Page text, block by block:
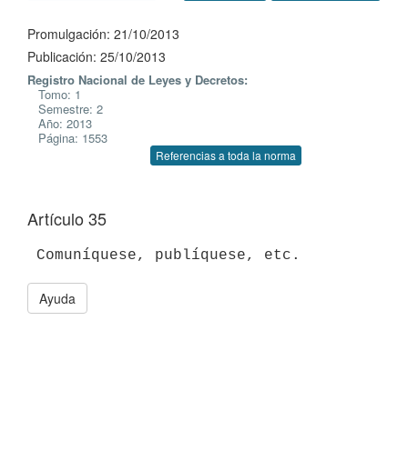
Promulgación: 21/10/2013
Publicación: 25/10/2013
Registro Nacional de Leyes y Decretos:
Tomo: 1
Semestre: 2
Año: 2013
Página: 1553
Referencias a toda la norma
Artículo 35
Comuníquese, publíquese, etc.
Ayuda